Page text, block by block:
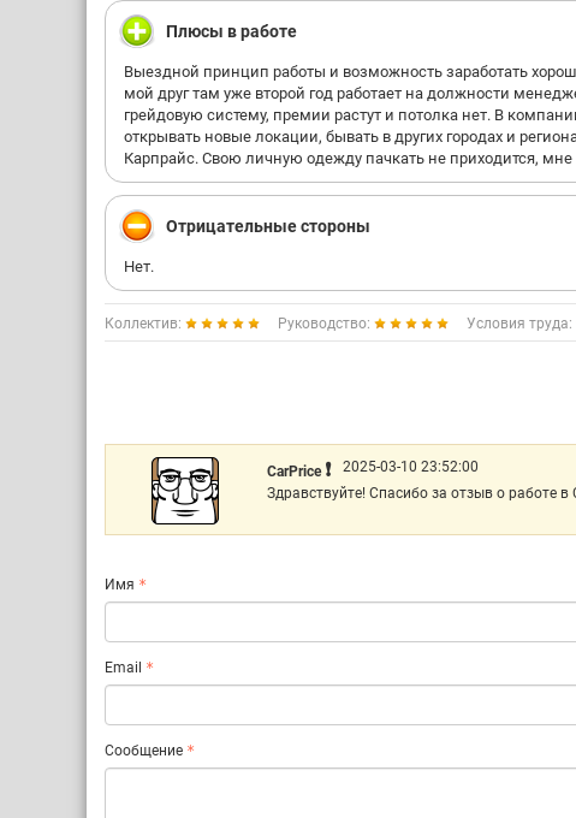
Плюсы в работе
Выездной принцип работы и возможность заработать
мой друг там уже второй год работает на должности
грейдовую систему, премии растут и потолка нет. В
открывать новые локации, бывать в других городах и
Карпрайс. Свою личную одежду пачкать не приходится,
Отрицательные стороны
Нет.
Коллектив: Руководство: Условия труда:
CarPrice ❗️ 2025-03-10 23:52:00
Здравствуйте! Спасибо за отзыв о работе
Имя
Email
Сообщение